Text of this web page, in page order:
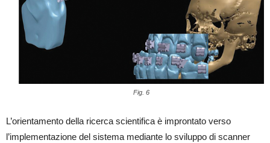
Fig. 6
L’orientamento della ricerca scientifica è improntato verso
l’implementazione del sistema mediante lo sviluppo di scanner